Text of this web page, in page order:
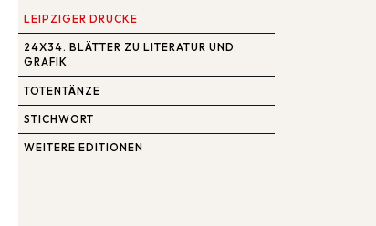
LEIPZIGER DRUCKE
24X34. BLÄTTER ZU LITERATUR UND
GRAFIK
TOTENTÄNZE
STICHWORT
WEITERE EDITIONEN